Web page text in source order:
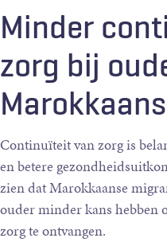
Minder
zorg bij
Continuïteit van zorg is
en betere
zien dat Marokkaanse
ouder minder kans
zorg te ontvangen.